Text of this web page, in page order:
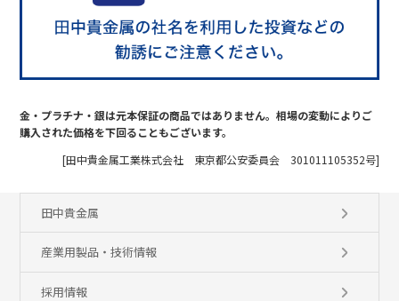
金・プラチナ・銀は元本保証の商品ではありません。相場の変動によりご
購入された価格を下回ることもございます。
[田中貴金属工業株式会社 東京都公安委員会 301011105352号]
田中貴金属
産業用製品・技術情報
採用情報